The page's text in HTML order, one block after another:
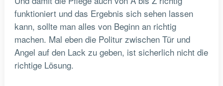
funktioniert und das Ergebnis sich sehen lassen
kann, sollte man alles von Beginn an richtig
machen. Mal eben die Politur zwischen Tür und
Angel auf den Lack zu geben, ist sicherlich nicht die
richtige Lösung.